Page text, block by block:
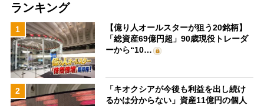
ランキング
1
【億り人オールスターが狙う20銘柄】
「総資産69億円超」90歳現役トレーダ
ーから“10…
2
「キオクシアが今後も利益を出し続け
るかは分からない」資産11億円の個人